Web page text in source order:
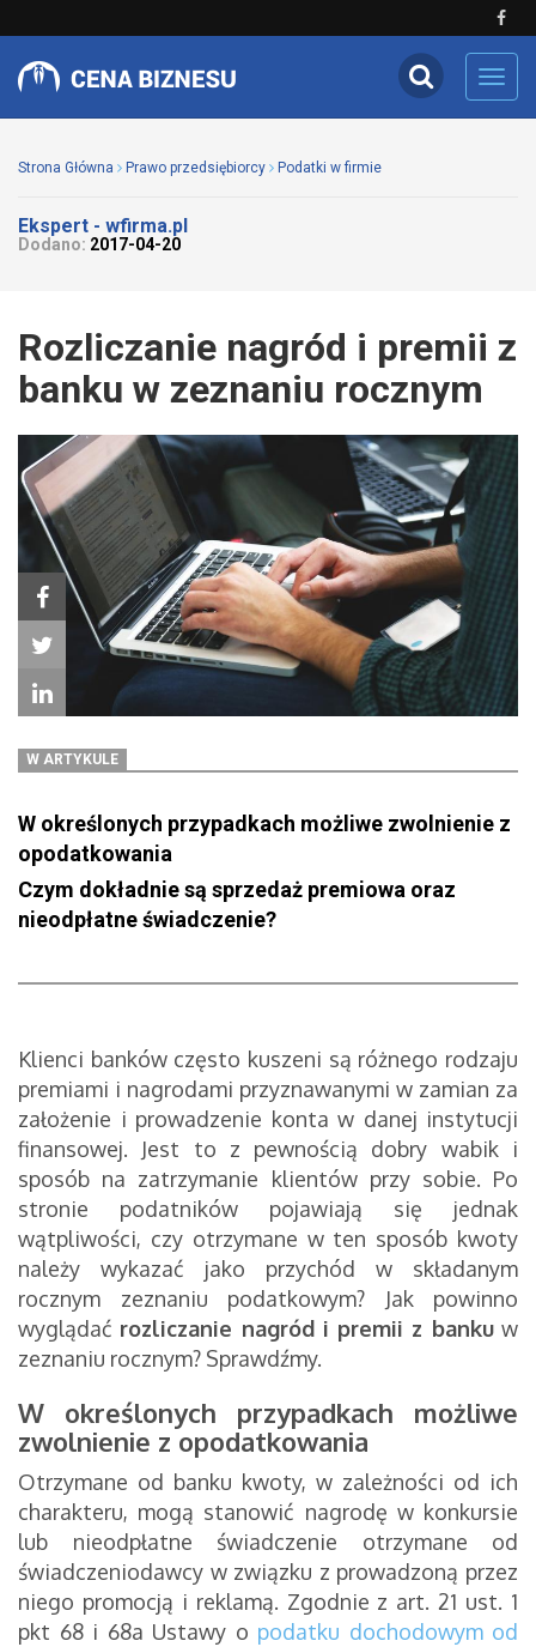
Strona Główna Prawo przedsiębiorcy Podatki w firmie
Ekspert - wfirma.pl
Dodano: 2017-04-20
Rozliczanie nagród i premii z
banku w zeznaniu rocznym
W ARTYKULE
W określonych przypadkach możliwe zwolnienie z
opodatkowania
Czym dokładnie są sprzedaż premiowa oraz
nieodpłatne świadczenie?
Klienci banków często kuszeni są różnego rodzaju
premiami i nagrodami przyznawanymi w zamian za
założenie i prowadzenie konta w danej instytucji
finansowej. Jest to z pewnością dobry wabik i
sposób na zatrzymanie klientów przy sobie. Po
stronie podatników pojawiają się jednak
wątpliwości, czy otrzymane w ten sposób kwoty
należy wykazać jako przychód w składanym
rocznym zeznaniu podatkowym? Jak powinno
wyglądać rozliczanie nagród i premii z bankuw
zeznaniu rocznym? Sprawdźmy.
W określonych przypadkach możliwe
zwolnienie z opodatkowania
Otrzymane od banku kwoty, w zależności od ich
charakteru, mogą stanowić nagrodę w konkursie
lub nieodpłatne świadczenie otrzymane od
świadczeniodawcy w związku z prowadzoną przez
niego promocją i reklamą. Zgodnie z art. 21 ust. 1
pkt 68 i 68a Ustawy o podatku dochodowym od